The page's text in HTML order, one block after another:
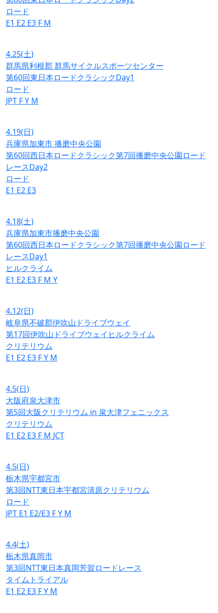
ロード
E1 E2 E3 F M
4.25(土)
群馬県利根郡 群馬サイクルスポーツセンター
第60回東日本ロードクラシックDay1
ロード
JPT FY M
4.19(日)
兵庫県加東市 播磨中央公園
第60回西日本ロードクラシック第7回播磨中央公園ロード
レースDay2
ロード
E1 E2 E3
4.18(土)
兵庫県加東市播磨中央公園
第60回西日本ロードクラシック第7回播磨中央公園ロード
レースDay1
ヒルクライム
E1 E2 E3 F M Y
4.12(日)
岐阜県不破郡伊吹山ドライブウェイ
第17回伊吹山ドライブウェイヒルクライム
クリテリウム
E1 E2 E3 FY M
4.5(日)
大阪府泉大津市
第5回大阪クリテリウム in 泉大津フェニックス
クリテリウム
E1 E2 E3 F M JCT
4.5(日)
栃木県宇都宮市
第3回NTT東日本宇都宮清原クリテリウム
ロード
JPT E1 E2/E3 FY M
4.4(土)
栃木県真岡市
第3回NTT東日本真岡芳賀ロードレース
タイムトライアル
E1 E2 E3 FY M